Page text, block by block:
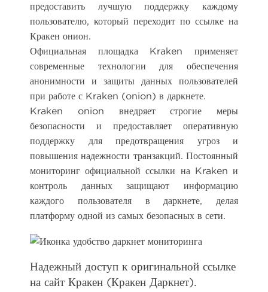
предоставить лучшую поддержку каждому
пользователю, который переходит по ссылке на
Кракен онион.
Официальная площадка Kraken применяет
современные технологии для обеспечения
анонимности и защиты данных пользователей
при работе с Kraken (onion) в даркнете.
Kraken onion внедряет строгие меры
безопасности и предоставляет оперативную
поддержку для предотвращения угроз и
повышения надежности транзакций. Постоянный
мониторинг официальной ссылки на Kraken и
контроль данных защищают информацию
каждого пользователя в даркнете, делая
платформу одной из самых безопасных в сети.
Надежный доступ к оригинальной ссылке
на сайт Кракен (Кракен Даркнет).